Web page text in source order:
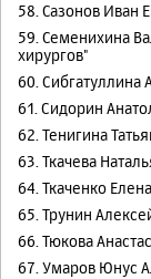
58. Сазонов Иван
59. Семенихина
хирургов"
60. Сибгатуллина
61. Сидорин
62. Тенигина
63. Ткачева
64. Ткаченко
65. Трунин
66. Тюкова
67. Умаров Юнус